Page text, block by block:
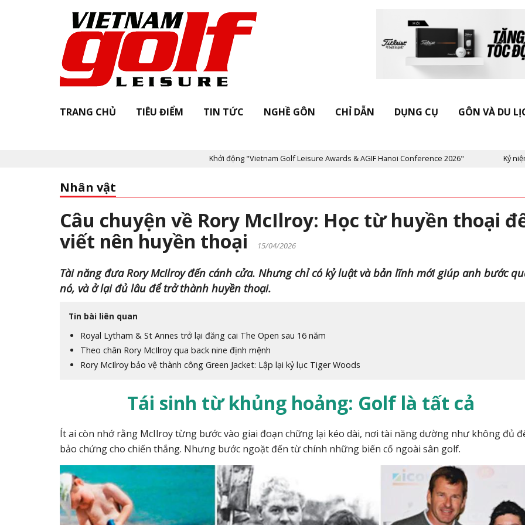
TRANG CHỦ TIÊU ĐIỂM TIN TỨC NGHỀ GÔN CHỈ DẪN DỤNG CỤ GÔN VÀ DU
Khởi động "Vietnam Golf Leisure Awards & AGIF Hanoi Conference 2026" Kỷ niệm 20 năm
Nhân vật
Câu chuyện về Rory McIlroy: Học từ huyền thoại
viết nên huyền thoại
15/04/2026
Tài năng đưa Rory McIlroy đến cánh cửa. Nhưng chỉ có kỷ luật và bản lĩnh mới giúp anh bước
nó, và ở lại đủ lâu để trở thành huyền thoại.
Tin bài liên quan
Royal Lytham & St Annes trở lại đăng cai The Open sau 16 năm
Theo chân Rory McIlroy qua back nine định mệnh
Rory McIlroy bảo vệ thành công Green Jacket: Lập lại kỷ lục Tiger Woods
Tái sinh từ khủng hoảng: Golf là tất cả
Ít ai còn nhớ rằng McIlroy từng bước vào giai đoạn chững lại kéo dài, nơi tài năng dường như không đủ
bảo chứng cho chiến thắng. Nhưng bước ngoặt đến từ chính những biến cố ngoài sân golf.